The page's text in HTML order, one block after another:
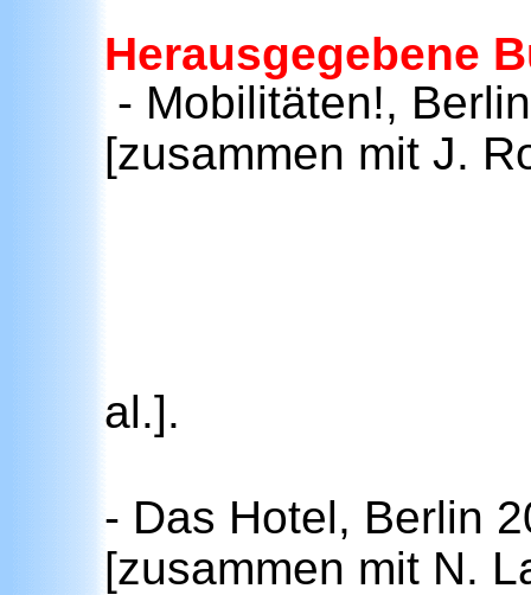
Herausgegebene
- Mobilitäten!,
[zusammen mit J.
al.].
- Das Hotel, Berlin
[zusammen mit N.